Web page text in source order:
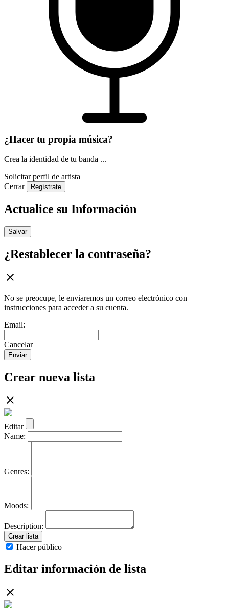
¿Hacer tu propia música?
Crea la identidad de tu banda ...
Solicitar perfil de artista
Cerrar
Regístrate
Actualice su Información
Salvar
¿Restablecer la contraseña?
No se preocupe, le enviaremos un correo electrónico con
instrucciones para acceder a su cuenta.
Email:
Cancelar
Enviar
Crear nueva lista
Editar
Name:
Genres:
Moods:
Description:
Crear lista
Hacer público
Editar información de lista